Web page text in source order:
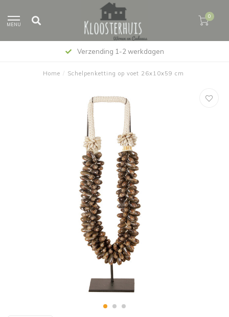
MENU
0
Verzending 1-2 werkdagen
Home / Schelpenketting op voet 26x10x59 cm